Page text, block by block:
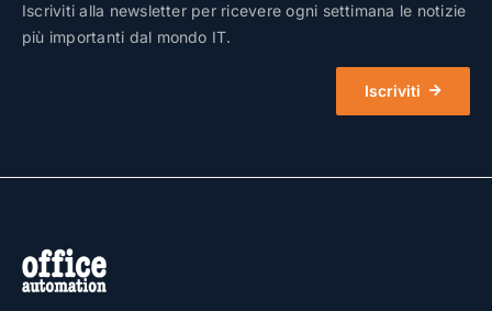
Iscriviti alla newsletter per ricevere ogni settimana le notizie
più importanti dal mondo IT.
Iscriviti